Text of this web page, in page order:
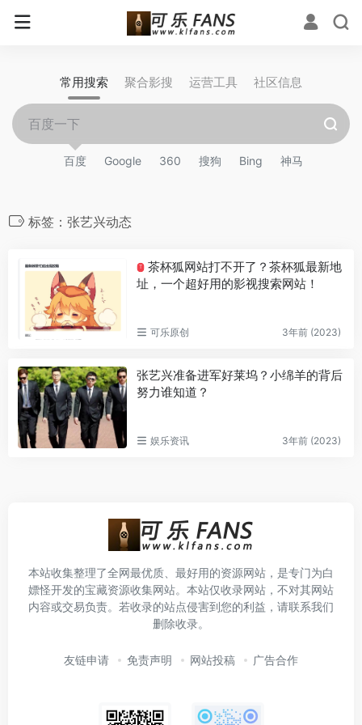
常用搜索 聚合影搜 运营工具 社区信息
百度 Google 360 搜狗 Bing 神马
标签：张艺兴动态
T
茶杯狐网站打不开了？茶杯狐最新地
址，一个超好用的影视搜索网站！
可乐原创 3年前 (2023)
张艺兴准备进军好莱坞？小绵羊的背后
努力谁知道？
娱乐资讯 3年前 (2023)
本站收集整理了全网最优质、最好用的资源网站，是专门为白
嫖怪开发的宝藏资源收集网站。本站仅收录网站，不对其网站
内容或交易负责。若收录的站点侵害到您的利益，请联系我们
删除收录。
友链申请 免责声明 网站投稿 广告合作